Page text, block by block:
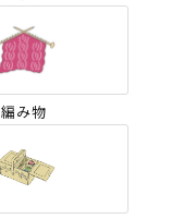
編み物